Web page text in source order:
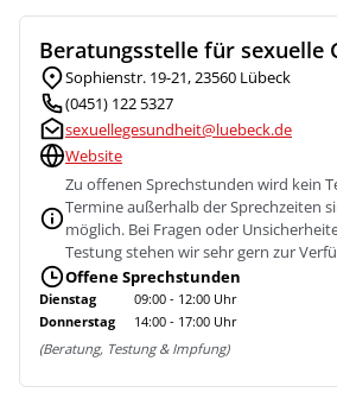
Beratungsstelle für sexuelle
Sophienstr. 19-21, 23560 Lübeck
(0451) 122 5327
sexuellegesundheit@luebeck.de
Website
Zu offenen Sprechstunden wird kein
Termine außerhalb der Sprechzeiten
möglich. Bei Fragen oder
Testung stehen wir sehr gern zur
Offene Sprechstunden
Dienstag
09:00 - 12:00 Uhr
Donnerstag
14:00 - 17:00 Uhr
(Beratung, Testung & Impfung)